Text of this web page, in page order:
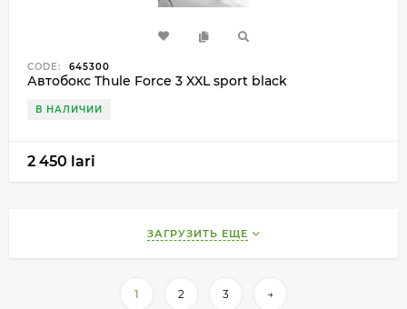
CODE: 645300
Автобокс Thule Force 3 XXL sport black
В НАЛИЧИИ
2 450 lari
ЗАГРУЗИТЬ ЕЩЕ
1 2 3 →